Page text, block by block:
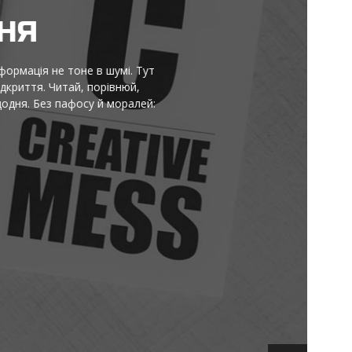
не тоне в шумі. Тут
Читай, порівнюй,
Без пафосу й моралей: